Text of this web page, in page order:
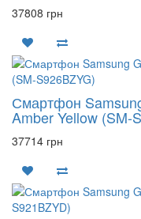
37808 грн
Смартфон
Amber Yellow (SM-
37714 грн